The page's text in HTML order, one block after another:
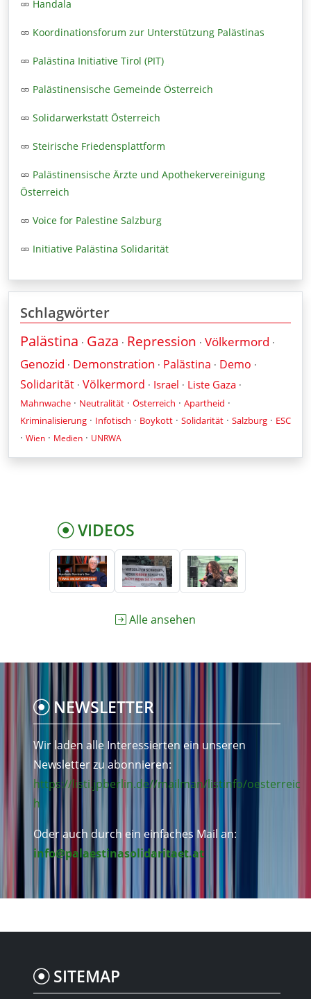
Handala
Koordinationsforum zur Unterstützung Palästinas
Palästina Initiative Tirol (PIT)
Palästinensische Gemeinde Österreich
Solidarwerkstatt Österreich
Steirische Friedensplattform
Palästinensische Ärzte und Apothekervereinigung
Österreich
Voice for Palestine Salzburg
Initiative Palästina Solidarität
Schlagwörter
Palästina · Gaza · Repression · Völkermord ·
Genozid · Demonstration · Palästina · Demo ·
Solidarität · Völkermord · Israel · Liste Gaza ·
Mahnwache · Neutralität · Österreich · Apartheid ·
Kriminalisierung · Infotisch · Boykott · Solidarität · Salzburg · ESC
· Wien · Medien · UNRWA
VIDEOS
Alle ansehen
NEWSLETTER
Wir laden alle Interessierten ein unseren
Newsletter zu abonnieren:
https://listi.jpberlin.de//mailman/listinfo/oesterreic
h
Oder auch durch ein einfaches Mail an:
info@palaestinasolidaritaet.at
SITEMAP